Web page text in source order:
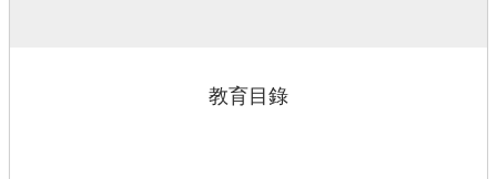
教育目錄